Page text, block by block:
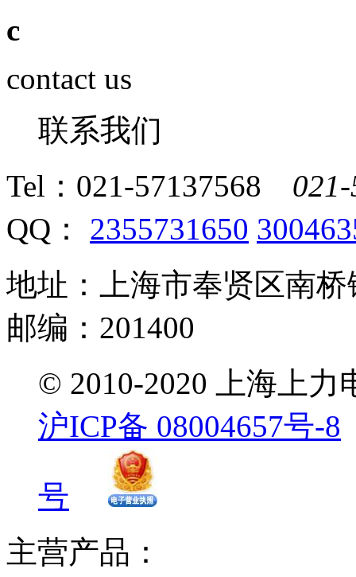
c
contact us
联系我们
Tel： 021-57137568
QQ： 2355731650
地址：上海市奉贤区南
邮编：201400
© 2010-2020 上海上
沪ICP备 08004657号-8
号
主营产品：